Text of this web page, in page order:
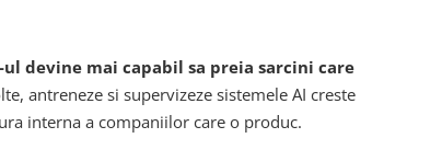
ul devine mai capabil sa preia sarcini care
antreneze si supervizeze sistemele AI creste
interna a companiilor care o produc.